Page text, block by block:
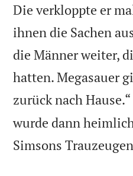
Die verkloppte er
ihnen die Sachen
die Männer weiter,
hatten. Megasauer
zurück nach Hause.“
wurde dann
Simsons